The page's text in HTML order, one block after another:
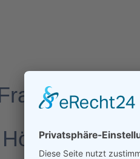
von der